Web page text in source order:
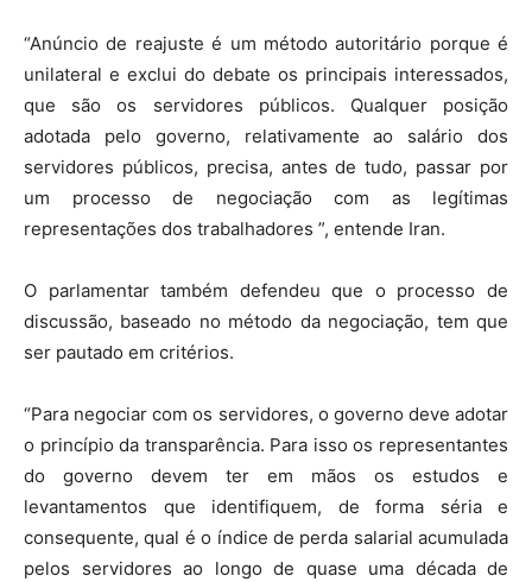
“Anúncio de reajuste é um método autoritário porque é
unilateral e exclui do debate os principais interessados,
que são os servidores públicos. Qualquer posição
adotada pelo governo, relativamente ao salário dos
servidores públicos, precisa, antes de tudo, passar por
um processo de negociação com as legítimas
representações dos trabalhadores ”, entende Iran.
O parlamentar também defendeu que o processo de
discussão, baseado no método da negociação, tem que
ser pautado em critérios.
“Para negociar com os servidores, o governo deve adotar
o princípio da transparência. Para isso os representantes
do governo devem ter em mãos os estudos e
levantamentos que identifiquem, de forma séria e
consequente, qual é o índice de perda salarial acumulada
pelos servidores ao longo de quase uma década de